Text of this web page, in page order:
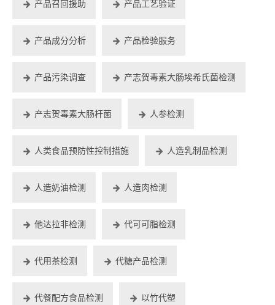
产品召回援助 产品工艺验证
产品成分分析 产品检验服务
产品污染调查 产志贺毒素大肠埃希氏菌检测
产志贺毒素大肠杆菌 人参检测
人类食品预防性控制措施 人造乳制品检测
人造奶油检测 人造肉检测
他达拉非检测 代可可脂检测
代用茶检测 代糖产品检测
代餐配方食品检测 以竹代塑